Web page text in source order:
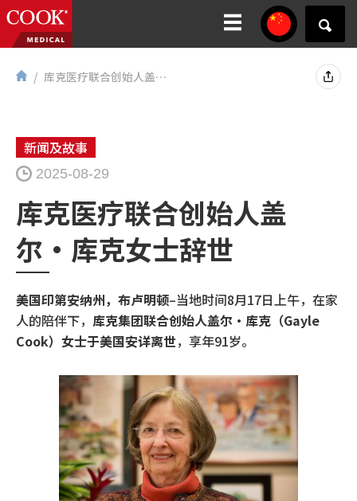
库克医疗联合创始人盖尔·库克女士辞世...
新闻及故事
2025-08-29
库克医疗联合创始人盖
尔·库克女士辞世
美国印第安纳州，布卢明顿–当地时间8月17日上午，在家
人的陪伴下， 库克集团联合创始人盖尔·库克（Gayle
Cook）女士于美国安详离世，享年91岁。